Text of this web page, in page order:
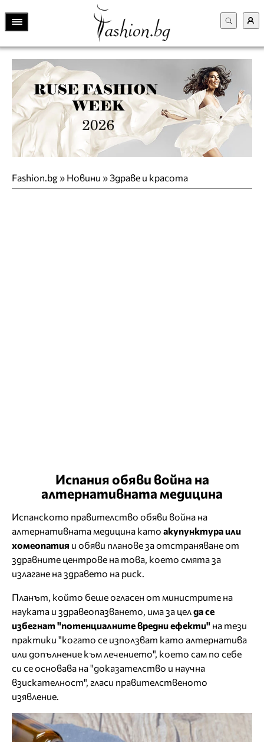
Fashion.bg» Новини »Здраве и красота
Испания обяви война на
алтернативната медицина
Испанското правителство обяви война на
алтернативната медицина като акупунктура или
хомеопатия и обяви планове за отстраняване от
здравните центрове на това, което смята за
излагане на здравето на риск.
Планът, който беше огласен от министрите на
науката и здравеопазването, има за цел да се
избегнат "потенциалните вредни ефекти" на тези
практики "когато се използват като алтернатива
или допълнение към лечението", което сам по себе
си се основава на "доказателство и научна
взискателност", гласи правителственото
изявление.